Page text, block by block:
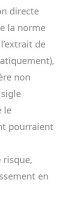
directe
la norme
de
non
le
pourraient
risque,
en